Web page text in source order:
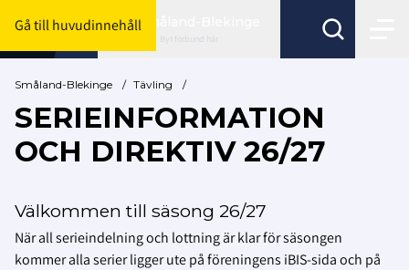
Gå till huvudinnehållSmåland-Blekinge
Byt förbund här
Småland-Blekinge / Tävling /
SERIEINFORMATION
OCH DIREKTIV 26/27
Välkommen till säsong 26/27
När all serieindelning och lottning är klar för säsongen
kommer alla serier ligger ute på föreningens iBIS-sida och på